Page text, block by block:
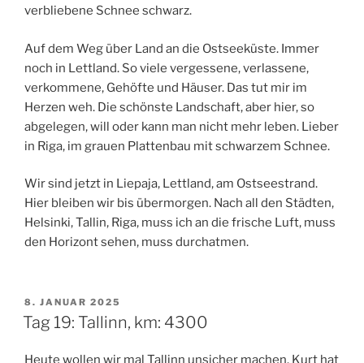
verbliebene Schnee schwarz.
Auf dem Weg über Land an die Ostseeküste. Immer
noch in Lettland. So viele vergessene, verlassene,
verkommene, Gehöfte und Häuser. Das tut mir im
Herzen weh. Die schönste Landschaft, aber hier, so
abgelegen, will oder kann man nicht mehr leben. Lieber
in Riga, im grauen Plattenbau mit schwarzem Schnee.
Wir sind jetzt in Liepaja, Lettland, am Ostseestrand.
Hier bleiben wir bis übermorgen. Nach all den Städten,
Helsinki, Tallin, Riga, muss ich an die frische Luft, muss
den Horizont sehen, muss durchatmen.
VERÖFFENTLICHT
AM
8. JANUAR 2025
Tag 19: Tallinn, km: 4300
Heute wollen wir mal Tallinn unsicher machen. Kurt hat